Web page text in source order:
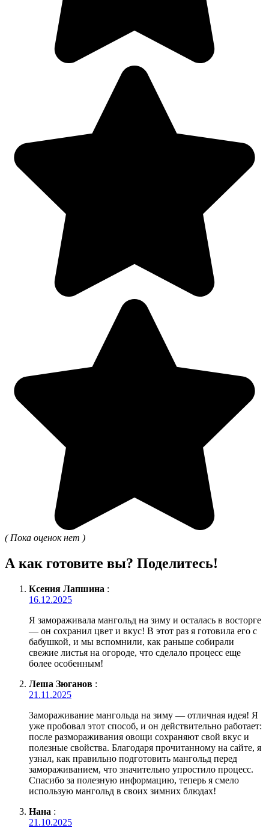
( Пока оценок нет )
А как готовите вы? Поделитесь!
Ксения Лапшина :
16.12.2025
Я замораживала мангольд на зиму и осталась в восторге
— он сохранил цвет и вкус! В этот раз я готовила его с
бабушкой, и мы вспомнили, как раньше собирали
свежие листья на огороде, что сделало процесс еще
более особенным!
Леша Зюганов :
21.11.2025
Замораживание мангольда на зиму — отличная идея! Я
уже пробовал этот способ, и он действительно работает:
после размораживания овощи сохраняют свой вкус и
полезные свойства. Благодаря прочитанному на сайте, я
узнал, как правильно подготовить мангольд перед
замораживанием, что значительно упростило процесс.
Спасибо за полезную информацию, теперь я смело
использую мангольд в своих зимних блюдах!
Нана :
21.10.2025